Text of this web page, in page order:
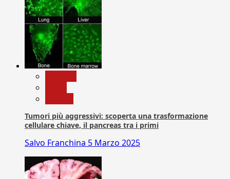
Tumori più aggressivi: scoperta una trasformazione
cellulare chiave, il pancreas tra i primi
Salvo Franchina 5 Marzo 2025